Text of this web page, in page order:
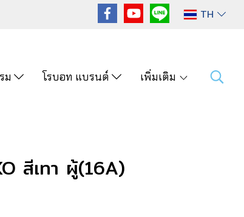
TH
ม โรบอท แบรนด์ เพิ่มเติม
สีเทา ผู้(16A)